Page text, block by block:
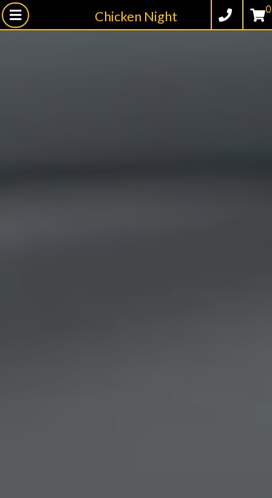
Chicken Night 0